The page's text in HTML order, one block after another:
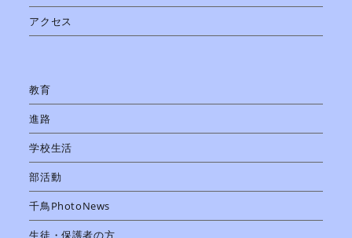
アクセス
教育
進路
学校生活
部活動
千鳥PhotoNews
生徒・保護者の方